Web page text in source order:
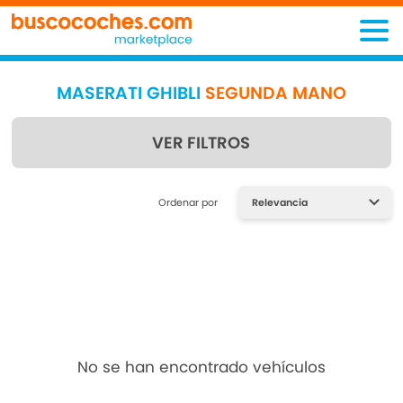
MASERATI GHIBLI SEGUNDA MANO
VER FILTROS
Encuentra lo que estás
Ordenar por
No se han encontrado vehículos